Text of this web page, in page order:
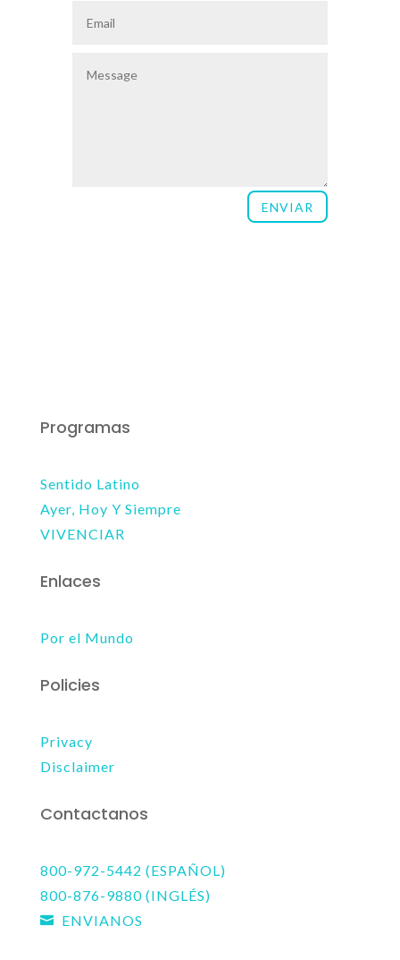
ENVIAR
Programas
Sentido Latino
Ayer, Hoy Y Siempre
VIVENCIAR
Enlaces
Por el Mundo
Policies
Privacy
Disclaimer
Contactanos
800-972-5442 (ESPAÑOL)
800-876-9880 (INGLÉS)
 ENVIANOS